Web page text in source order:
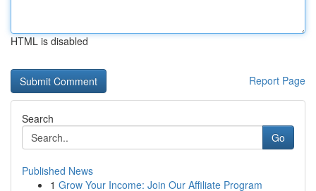
HTML is disabled
Report Page
Search
Go
Published News
1 Grow Your Income: Join Our Affiliate Program